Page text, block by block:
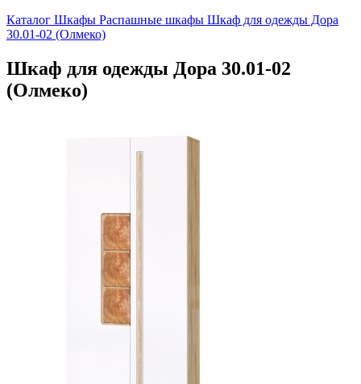
Каталог Шкафы Распашные шкафы Шкаф для одежды Дора
30.01-02 (Олмеко)
Шкаф для одежды Дора 30.01-02
(Олмеко)